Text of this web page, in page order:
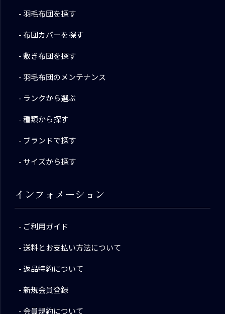
羽毛布団を探す
布団カバーを探す
敷き布団を探す
羽毛布団のメンテナンス
ランクから選ぶ
種類から探す
ブランドで探す
サイズから探す
インフォメーション
ご利用ガイド
送料とお支払い方法について
返品特約について
新規会員登録
会員規約について